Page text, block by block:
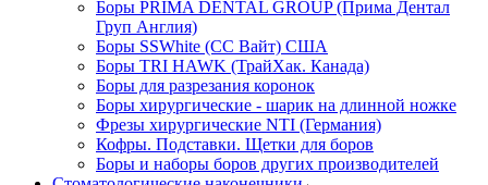
Боры PRIMA DENTAL GROUP (Прима Дентал
Груп Англия)
Боры SSWhite (СС Вайт) США
Боры TRI HAWK (ТрайХак. Канада)
Боры для разрезания коронок
Боры хирургические - шарик на длинной ножке
Фрезы хирургические NTI (Германия)
Кофры. Подставки. Щетки для боров
Боры и наборы боров других производителей